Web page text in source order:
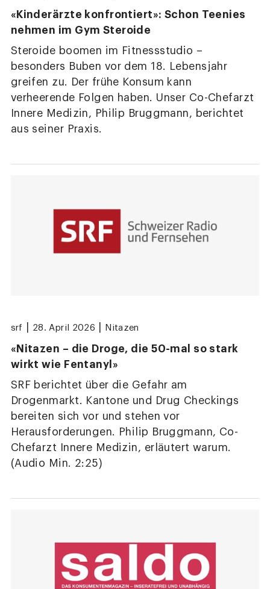
«Kinderärzte konfrontiert»: Schon Teenies
nehmen im Gym Steroide
Steroide boomen im Fitnessstudio –
besonders Buben vor dem 18. Lebensjahr
greifen zu. Der frühe Konsum kann
verheerende Folgen haben. Unser Co-Chefarzt
Innere Medizin, Philip Bruggmann, berichtet
aus seiner Praxis.
srf 28. April 2026 Nitazen
«Nitazen – die Droge, die 50-mal so stark
wirkt wie Fentanyl»
SRF berichtet über die Gefahr am
Drogenmarkt. Kantone und Drug Checkings
bereiten sich vor und stehen vor
Herausforderungen. Philip Bruggmann, Co-
Chefarzt Innere Medizin, erläutert warum.
(Audio Min. 2:25)